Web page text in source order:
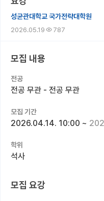
기관별 모집 정보
연구실별 모집 정보
전공별 모집 정보
국내대학원 정보
연구실&오픈랩
커리어
성균관대학교 국가전략대학원
2026.05.19 787
모집 내용
전공
전공 무관 - 전공 무관
모집 기간
2026.04.14. 10:00 ~
학위
석사
모집 요강